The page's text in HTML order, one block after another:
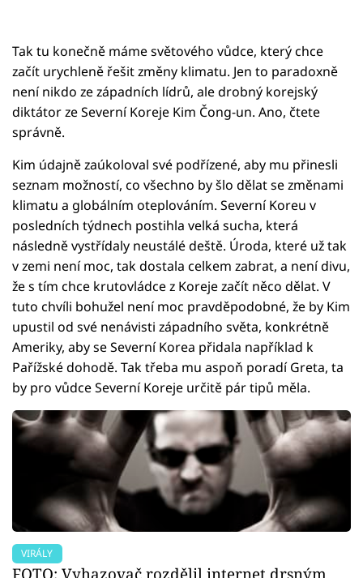
Tak tu konečně máme světového vůdce, který chce
začít urychleně řešit změny klimatu. Jen to paradoxně
není nikdo ze západních lídrů, ale drobný korejský
diktátor ze Severní Koreje Kim Čong-un. Ano, čtete
správně.
Kim údajně zaúkoloval své podřízené, aby mu přinesli
seznam možností, co všechno by šlo dělat se změnami
klimatu a globálním oteplováním. Severní Koreu v
posledních týdnech postihla velká sucha, která
následně vystřídaly neustálé deště. Úroda, které už tak
v zemi není moc, tak dostala celkem zabrat, a není divu,
že s tím chce krutovládce z Koreje začít něco dělat. V
tuto chvíli bohužel není moc pravděpodobné, že by Kim
upustil od své nenávisti západního světa, konkrétně
Ameriky, aby se Severní Korea přidala například k
Pařížské dohodě. Tak třeba mu aspoň poradí Greta, ta
by pro vůdce Severní Koreje určitě pár tipů měla.
VIRÁLY
FOTO: Vyhazovač rozdělil internet drsným